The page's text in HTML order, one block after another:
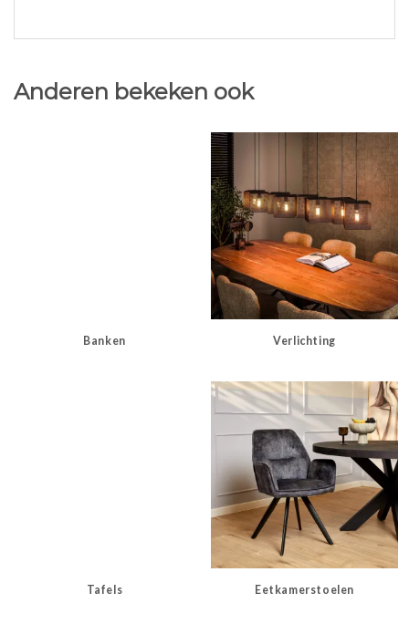
Anderen bekeken ook
Banken Verlichting
Tafels Eetkamerstoelen